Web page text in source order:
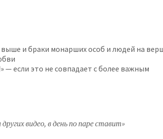
выше и браки монарших особ и людей на
если это не совпадает с более важным
видео, в день по паре ставит»